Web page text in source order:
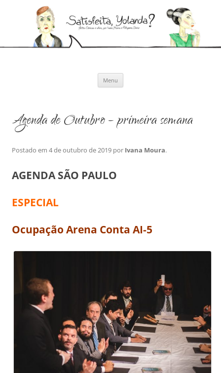
Menu
Agenda de Outubro – primeira semana
Postado em 4 de outubro de 2019 por Ivana Moura.
AGENDA SÃO PAULO
ESPECIAL
Ocupação Arena Conta AI-5